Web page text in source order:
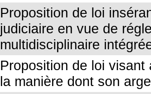
Proposition de loi
judiciaire en vue de
multidisciplinaire
Proposition de loi
la manière dont son